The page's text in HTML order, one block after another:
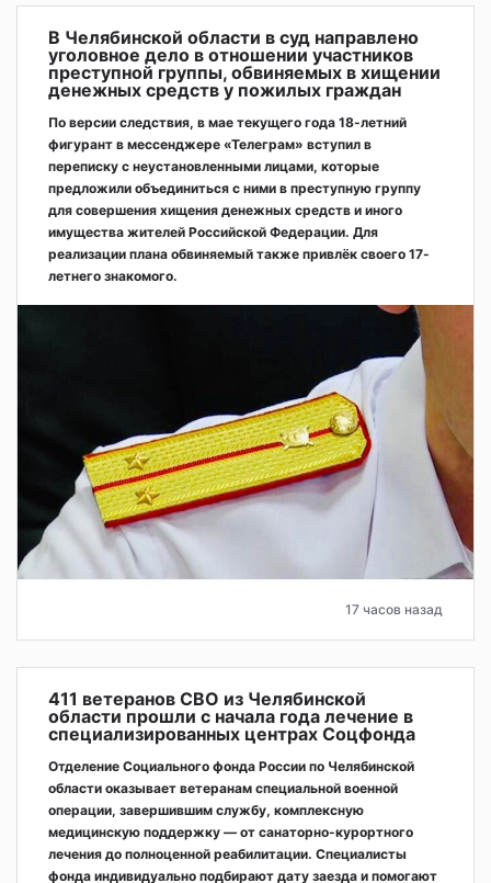
В Челябинской области в суд направлено
уголовное дело в отношении участников
преступной группы, обвиняемых в хищении
денежных средств у пожилых граждан
По версии следствия, в мае текущего года 18-летний
фигурант в мессенджере «Телеграм» вступил в
переписку с неустановленными лицами, которые
предложили объединиться с ними в преступную группу
для совершения хищения денежных средств и иного
имущества жителей Российской Федерации. Для
реализации плана обвиняемый также привлёк своего 17-
летнего знакомого.
17 часов назад
411 ветеранов СВО из Челябинской
области прошли с начала года лечение в
специализированных центрах Соцфонда
Отделение Социального фонда России по Челябинской
области оказывает ветеранам специальной военной
операции, завершившим службу, комплексную
медицинскую поддержку — от санаторно-курортного
лечения до полноценной реабилитации. Специалисты
фонда индивидуально подбирают дату заезда и помогают